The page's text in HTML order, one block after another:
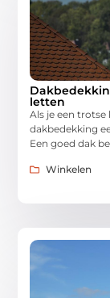
letten
Als je een
dakbedekking
Een goed dak
Winkelen